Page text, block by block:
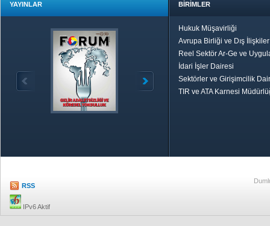
YAYINLAR BİRİMLER
Hukuk Müşavirliği
Avrupa Birliği ve Dış
Reel Sektör Ar-Ge ve
İdari İşler Dairesi
Sektörler ve Girişimcilik
TIR ve ATA Karnesi
RSS
IPv6 Aktif